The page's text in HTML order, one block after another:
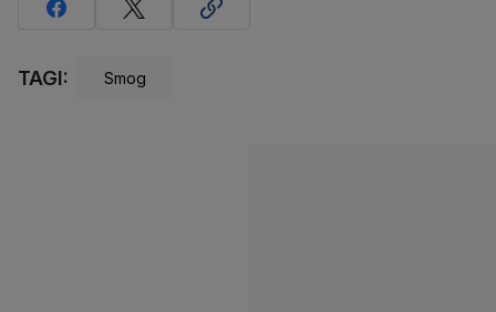
TAGI: Smog